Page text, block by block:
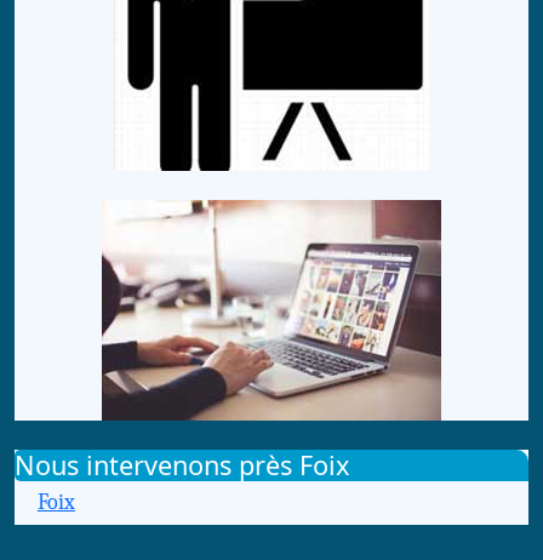
Nous intervenons près Foix
Foix